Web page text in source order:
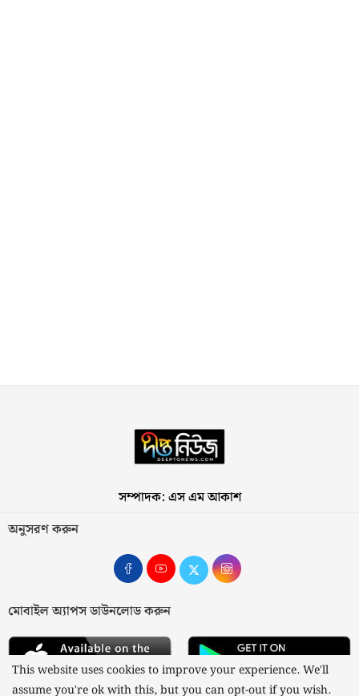
সম্পাদক: এস এম আকাশ
অনুসরণ করুন
মোবাইল অ্যাপস ডাউনলোড করুন
This website uses cookies to improve your experience. We'll
assume you're ok with this, but you can opt-out if you wish.